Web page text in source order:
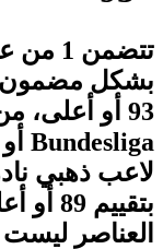
بشكل مضمون
العناصر